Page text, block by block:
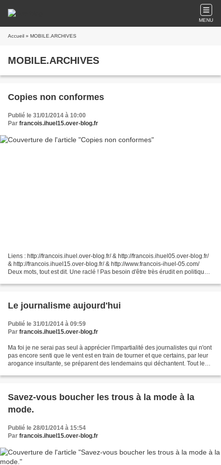
MENU
Accueil » MOBILE.ARCHIVES
MOBILE.ARCHIVES
Copies non conformes
Publié le 31/01/2014 à 10:00
Par francois.ihuel15.over-blog.fr
Liens : http://francois.ihuel.over-blog.fr/ & http://francois.ihuel05.over-blog.fr/
& http://francois.ihuel15.over-blog.fr/ & http://www.francois-ihuel-05.com/
Deux mots, tout est dit. Une raclé ! Pas besoin d'être très érudit en politique
Le journalisme aujourd'hui
Publié le 31/01/2014 à 09:59
Par francois.ihuel15.over-blog.fr
Ma foi je ne serai pas seul à apprécier l'impartialité des journalistes qui n'ont
pas encore senti que le vent est en train de tourner et que certains, par leur
arogance insultante, se préparent des lendemains qui déchantent. Tout le
Savez-vous boucher les trous à la mode à la
mode.
Publié le 28/01/2014 à 15:54
Par francois.ihuel15.over-blog.fr